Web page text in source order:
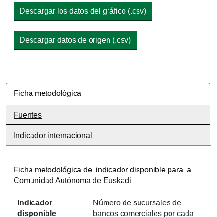
Descargar los datos del gráfico (.csv)
Descargar datos de origen (.csv)
Ficha metodológica
Fuentes
Indicador internacional
Ficha metodológica del indicador disponible para la
Comunidad Autónoma de Euskadi
Indicador
disponible
Número de sucursales de
bancos comerciales por cada